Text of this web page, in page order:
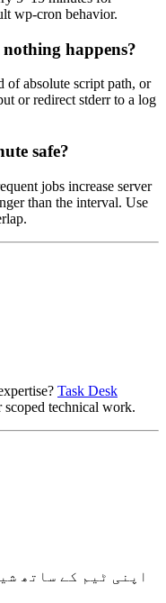
wp-cron behavior.
happens?
of absolute script path, or
or redirect stderr to a log
safe?
jobs increase server
than the interval. Use
Task Desk
technical work.
اپنی ٹیم کے ساتھ